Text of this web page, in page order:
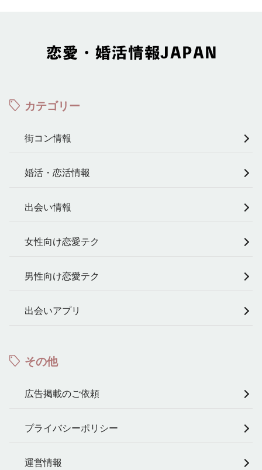
カテゴリー
街コン情報
婚活・恋活情報
出会い情報
女性向け恋愛テク
男性向け恋愛テク
出会いアプリ
その他
広告掲載のご依頼
プライバシーポリシー
運営情報